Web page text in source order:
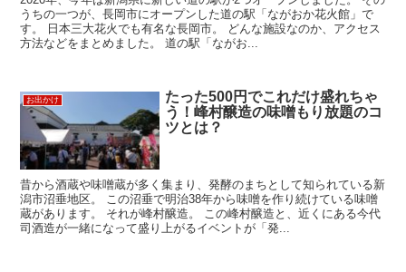
うちの一つが、長岡市にオープンした道の駅「ながおか花火館」で
す。 日本三大花火でも有名な長岡市。 どんな施設なのか、アクセス
方法などをまとめました。 道の駅「ながお...
お出かけ
たった500円でこれだけ盛れちゃ
う！峰村醸造の味噌もり放題のコ
ツとは？
昔から酒蔵や味噌蔵が多く集まり、発酵のまちとして知られている新
潟市沼垂地区。 この沼垂で明治38年から味噌を作り続けている味噌
蔵があります。 それが峰村醸造。 この峰村醸造と、近くにある今代
司酒造が一緒になって盛り上がるイベントが「発...